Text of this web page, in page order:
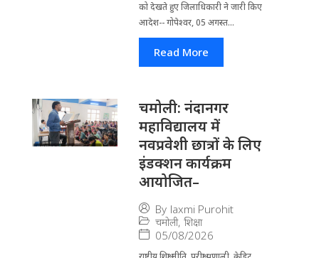
को देखते हुए जिला​धिकारी ने जारी किए
आदेश-- गोपेश्वर, 05 अगस्त...
Read More
चमोली: नंदानगर
महाविद्यालय में
नवप्रवेशी छात्रों के लिए
इंडक्शन कार्यक्रम
आयोजित–
By laxmi Purohit
चमोली, शिक्षा
05/08/2026